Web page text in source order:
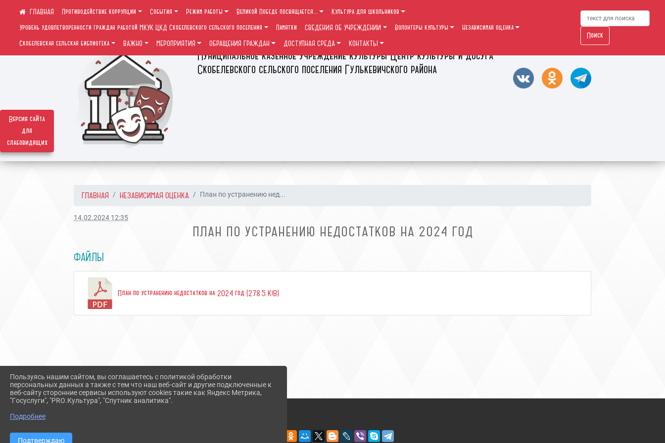
Версия сайта
для
слабовидящих
Муниципальное казенное учреждение культуры Центр культуры и досуга
Скобелевского сельского поселения Гулькевичского района
Противодействие коррупции События Режим работы Великой Победе посвящается...
Культура для школьников
Уровень удовлетворенности граждан работой МКУК ЦКД Скобелевского сельского поселения
Памятки СВЕДЕНИЯ ОБ УЧРЕЖДЕНИИ Волонтеры культуры
Независимая оценка
Скобелевская сельская библиотека
ВАЖНО МЕРОПРИЯТИЯ ОБРАЩЕНИЯ ГРАЖДАН ДОСТУПНАЯ СРЕДА КОНТАКТЫ
Поиск
ГЛАВНАЯ НЕЗАВИСИМАЯ ОЦЕНКА План по устранению нед...
14.02.2024 12:35
ПЛАН ПО УСТРАНЕНИЮ НЕДОСТАТКОВ НА 2024 ГОД
ФАЙЛЫ
План по устранению недостатков на 2024 год (278.5 KiB)
Пользуясь нашим сайтом, вы соглашаетесь с политикой обработки
персональных данных а также с тем что наш веб-сайт и другие подключенные к
веб-сайту сторонние сервисы используют cookies такие как Яндекс Метрика,
"Госуслуги", "PRO.Культура", "Спутник аналитика".
Подробнее
Подтверждаю